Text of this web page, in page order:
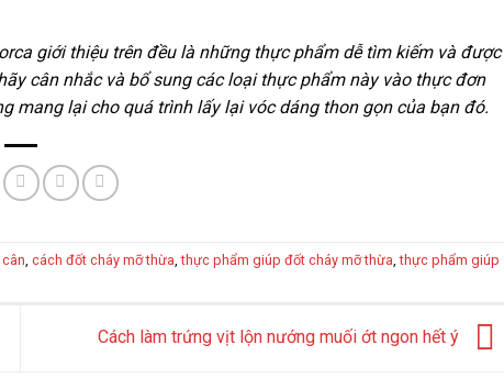
giới thiệu trên đều là những thực phẩm dễ tìm kiếm và được
cân nhắc và bổ sung các loại thực phẩm này vào thực đơn
mang lại cho quá trình lấy lại vóc dáng thon gọn của bạn đó.
, cách đốt cháy mỡ thừa,thực phẩm giúp đốt cháy mỡ thừa,thực phẩm giúp
Cách làm trứng vịt lộn nướng muối ớt ngon hết ý